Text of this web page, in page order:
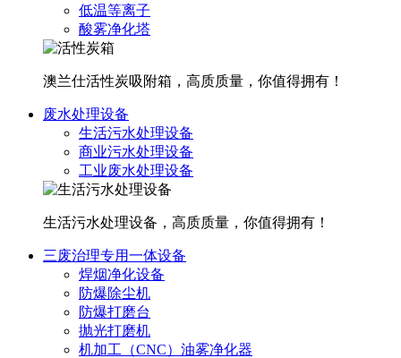
低温等离子
酸雾净化塔
澳兰仕活性炭吸附箱，高质质量，你值得拥有！
废水处理设备
生活污水处理设备
商业污水处理设备
工业废水处理设备
生活污水处理设备，高质质量，你值得拥有！
三废治理专用一体设备
焊烟净化设备
防爆除尘机
防爆打磨台
抛光打磨机
机加工（CNC）油雾净化器